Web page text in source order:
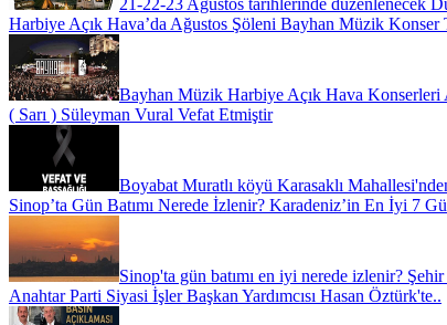
Harbiye Açık Hava’da Ağustos Şöleni Bayhan Müzik Konser
Bayhan Müzik Harbiye Açık Hava Konserleri
( Sarı ) Süleyman Vural Vefat Etmiştir
Boyabat Muratlı köyü Karasaklı
Sinop’ta Gün Batımı Nerede İzlenir? Karadeniz’in En İyi 7
Sinop'ta gün batımı en iyi nerede izlenir?
Anahtar Parti Siyasi İşler Başkan Yardımcısı Hasan Öztürk'te..